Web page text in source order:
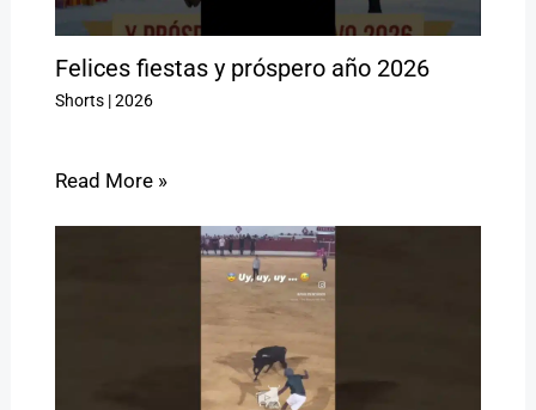
Felices fiestas y próspero año 2026
Shorts|2026
Read More »